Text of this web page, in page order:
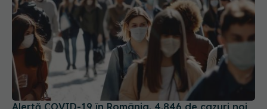
Alertă COVID-19 în România. 4.846 de cazuri noi
raportate într-o singură săptămână
16 sep 2025, 14:17